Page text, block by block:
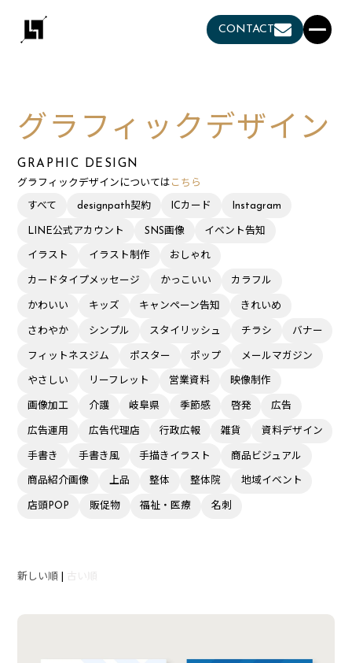
CONTACT
GRAPHIC DESIGN
グラフィックデザイン
グラフィックデザインについては こちら
すべて designpath契約 ICカード Instagram
LINE公式アカウント SNS画像 イベント告知
イラスト イラスト制作 おしゃれ
カードタイプメッセージ かっこいい カラフル
かわいい キッズ キャンペーン告知 きれいめ
さわやか シンプル スタイリッシュ チラシ バナー
フィットネスジム ポスター ポップ メールマガジン
やさしい リーフレット 営業資料 映像制作
画像加工 介護 岐阜県 季節感 啓発 広告
広告運用 広告代理店 行政広報 雑貨 資料デザイン
手書き 手書き風 手描きイラスト 商品ビジュアル
商品紹介画像 上品 整体 整体院 地域イベント
店頭POP 販促物 福祉・医療 名刺
新しい順 古い順